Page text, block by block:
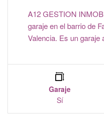
A12 GESTION
garaje en el barrio de
Valencia. Es un
Garaje
Sí